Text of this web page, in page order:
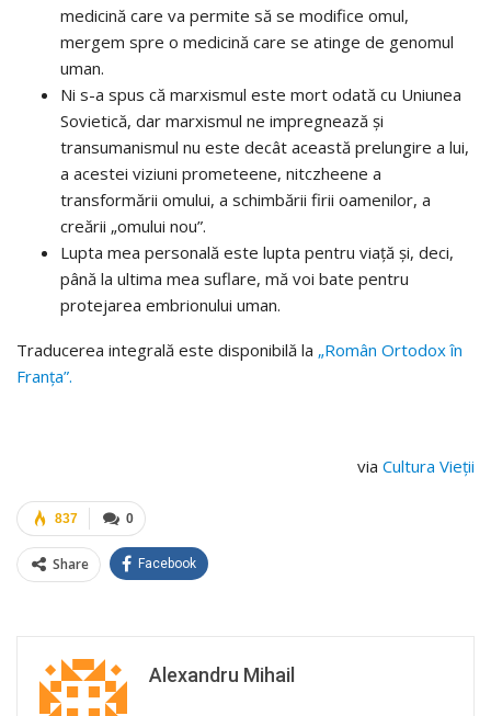
medicină care va permite să se modifice omul,
mergem spre o medicină care se atinge de genomul
uman.
Ni s-a spus că marxismul este mort odată cu Uniunea
Sovietică, dar marxismul ne impregnează și
transumanismul nu este decât această prelungire a lui,
a acestei viziuni prometeene, nitczheene a
transformării omului, a schimbării firii oamenilor, a
creării „omului nou”.
Lupta mea personală este lupta pentru viață și, deci,
până la ultima mea suflare, mă voi bate pentru
protejarea embrionului uman.
Traducerea integrală este disponibilă la „Român Ortodox în
Franța”.
via Cultura Vieții
0
837
Share Facebook
Alexandru Mihail